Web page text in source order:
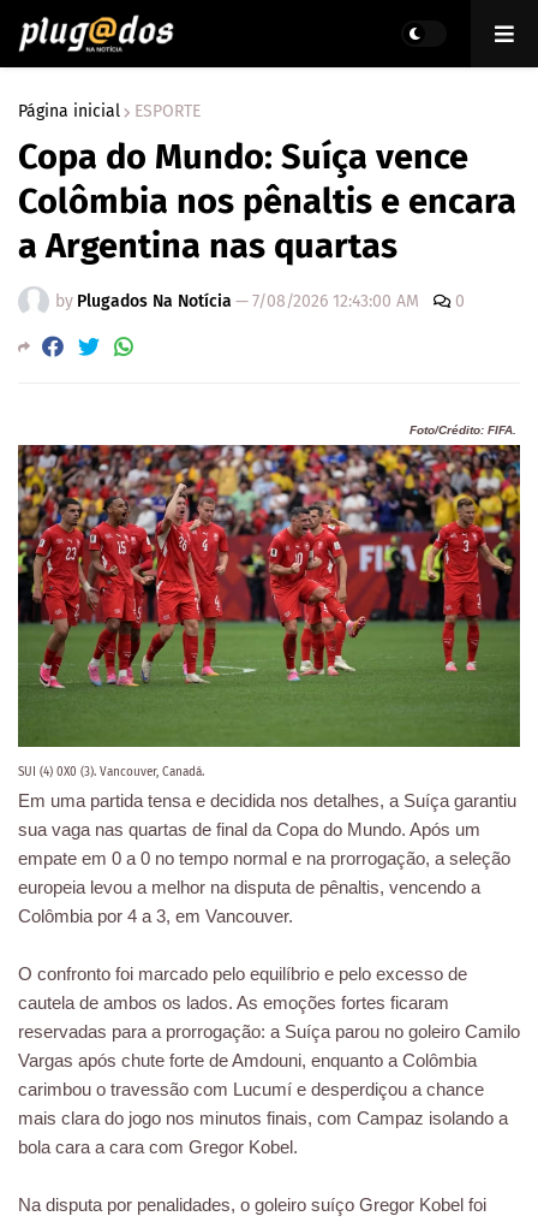
Página inicial ESPORTE
Copa do Mundo: Suíça vence
Colômbia nos pênaltis e encara
a Argentina nas quartas
by Plugados Na Notícia —7/08/2026 12:43:00 AM 0
Foto/Crédito: FIFA.
SUI (4) 0X0 (3). Vancouver, Canadá.
Em uma partida tensa e decidida nos detalhes, a Suíça garantiu
sua vaga nas quartas de final da Copa do Mundo. Após um
empate em 0 a 0 no tempo normal e na prorrogação, a seleção
europeia levou a melhor na disputa de pênaltis, vencendo a
Colômbia por 4 a 3, em Vancouver.
O confronto foi marcado pelo equilíbrio e pelo excesso de
cautela de ambos os lados. As emoções fortes ficaram
reservadas para a prorrogação: a Suíça parou no goleiro Camilo
Vargas após chute forte de Amdouni, enquanto a Colômbia
carimbou o travessão com Lucumí e desperdiçou a chance
mais clara do jogo nos minutos finais, com Campaz isolando a
bola cara a cara com Gregor Kobel.
Na disputa por penalidades, o goleiro suíço Gregor Kobel foi